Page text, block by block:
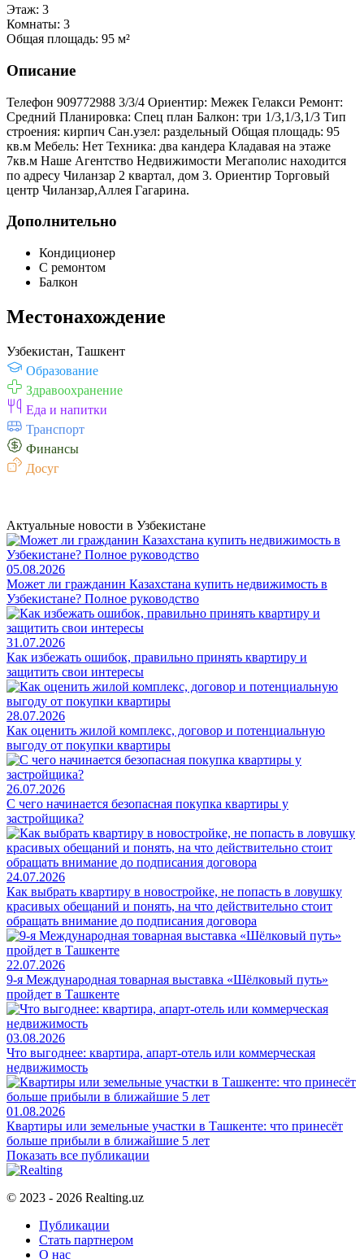
Этаж: 3
Комнаты: 3
Общая площадь: 95 м²
Описание
Телефон 909772988 3/3/4 Ориентир: Межек Гелакси Ремонт:
Средний Планировка: Спец план Балкон: три 1/3,1/3,1/3 Тип
строения: кирпич Сан.узел: раздельный Общая площадь: 95
кв.м Мебель: Нет Техника: два кандера Кладавая на этаже
7кв.м Наше Агентство Недвижимости Мегаполис находится
по адресу Чиланзар 2 квартал, дом 3. Ориентир Торговый
центр Чиланзар,Аллея Гагарина.
Дополнительно
Кондиционер
С ремонтом
Балкон
Местонахождение
Узбекистан, Ташкент
Образование
Здравоохранение
Еда и напитки
Транспорт
Финансы
Досуг
Актуальные новости в Узбекистане
05.08.2026
Может ли гражданин Казахстана купить недвижимость в
Узбекистане? Полное руководство
31.07.2026
Как избежать ошибок, правильно принять квартиру и
защитить свои интересы
28.07.2026
Как оценить жилой комплекс, договор и потенциальную
выгоду от покупки квартиры
26.07.2026
С чего начинается безопасная покупка квартиры у
застройщика?
24.07.2026
Как выбрать квартиру в новостройке, не попасть в ловушку
красивых обещаний и понять, на что действительно стоит
обращать внимание до подписания договора
22.07.2026
9-я Международная товарная выставка «Шёлковый путь»
пройдет в Ташкенте
03.08.2026
Что выгоднее: квартира, апарт-отель или коммерческая
недвижимость
01.08.2026
Квартиры или земельные участки в Ташкенте: что принесёт
больше прибыли в ближайшие 5 лет
Показать все публикации
© 2023 - 2026 Realting.uz
Публикации
Стать партнером
О нас